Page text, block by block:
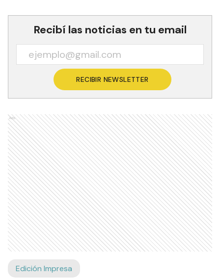
Recibí las noticias en tu email
RECIBIR NEWSLETTER
Ads
Edición Impresa